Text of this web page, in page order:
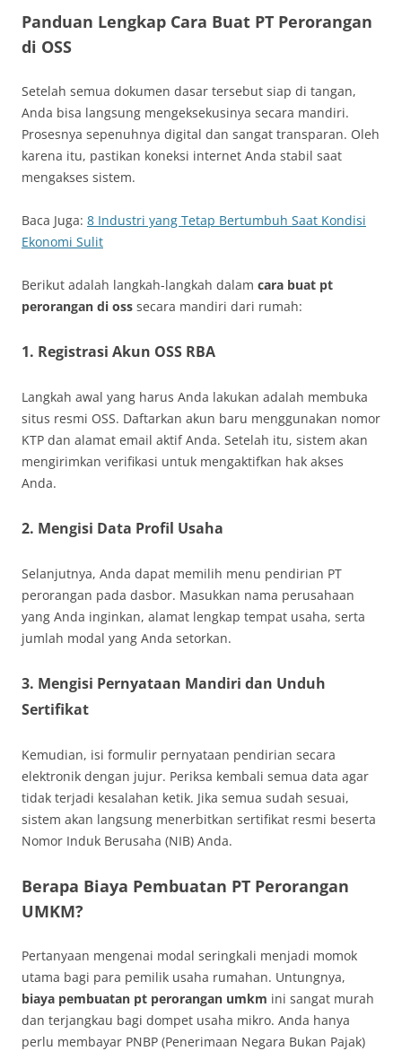
Panduan Lengkap Cara Buat PT Perorangan
di OSS
Setelah semua dokumen dasar tersebut siap di tangan,
Anda bisa langsung mengeksekusinya secara mandiri.
Prosesnya sepenuhnya digital dan sangat transparan. Oleh
karena itu, pastikan koneksi internet Anda stabil saat
mengakses sistem.
Baca Juga: 8 Industri yang Tetap Bertumbuh Saat Kondisi
Ekonomi Sulit
Berikut adalah langkah-langkah dalam cara buat pt
perorangan di oss secara mandiri dari rumah:
1. Registrasi Akun OSS RBA
Langkah awal yang harus Anda lakukan adalah membuka
situs resmi OSS. Daftarkan akun baru menggunakan nomor
KTP dan alamat email aktif Anda. Setelah itu, sistem akan
mengirimkan verifikasi untuk mengaktifkan hak akses
Anda.
2. Mengisi Data Profil Usaha
Selanjutnya, Anda dapat memilih menu pendirian PT
perorangan pada dasbor. Masukkan nama perusahaan
yang Anda inginkan, alamat lengkap tempat usaha, serta
jumlah modal yang Anda setorkan.
3. Mengisi Pernyataan Mandiri dan Unduh
Sertifikat
Kemudian, isi formulir pernyataan pendirian secara
elektronik dengan jujur. Periksa kembali semua data agar
tidak terjadi kesalahan ketik. Jika semua sudah sesuai,
sistem akan langsung menerbitkan sertifikat resmi beserta
Nomor Induk Berusaha (NIB) Anda.
Berapa Biaya Pembuatan PT Perorangan
UMKM?
Pertanyaan mengenai modal seringkali menjadi momok
utama bagi para pemilik usaha rumahan. Untungnya,
biaya pembuatan pt perorangan umkm ini sangat murah
dan terjangkau bagi dompet usaha mikro. Anda hanya
perlu membayar PNBP (Penerimaan Negara Bukan Pajak)